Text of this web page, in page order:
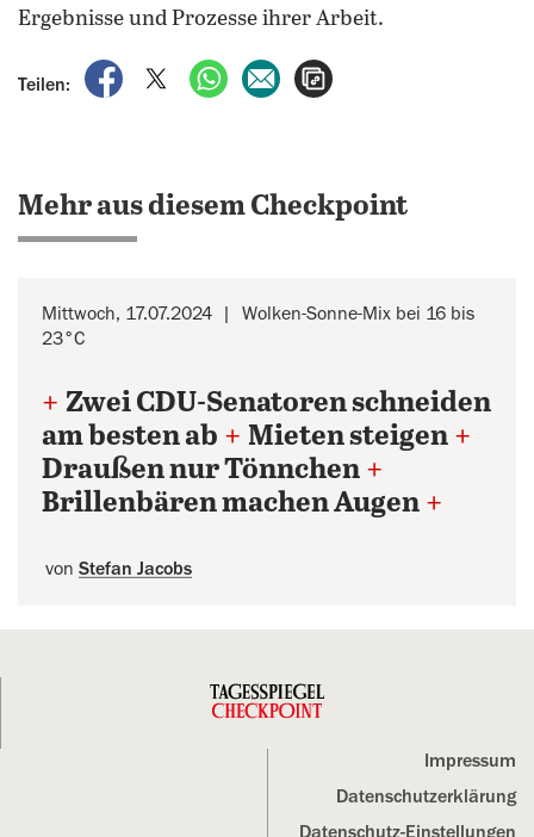
Ergebnisse und Prozesse ihrer Arbeit.
Teilen:
auf Facebook teilen
auf X teilenper WhatsApp teilen
per E-Mail teilen
Mehr aus diesem Checkpoint
Mittwoch, 17.07.2024
Wolken-Sonne-Mix bei 16 bis
23°C
+ Zwei CDU-Senatoren schneiden
am besten ab + Mieten steigen +
Draußen nur Tönnchen +
Brillenbären machen Augen +
von Stefan Jacobs
Impressum
Datenschutz­erklärung
Datenschutz-Einstellungen